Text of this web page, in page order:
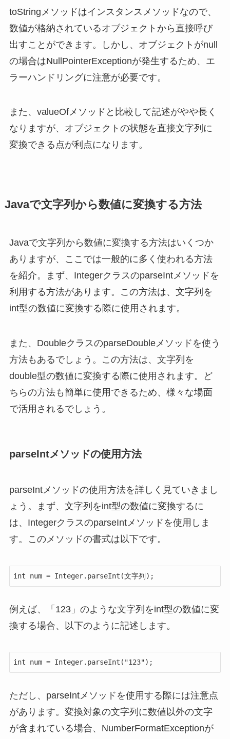
toStringメソッドはインスタンスメソッドなので、
数値が格納されているオブジェクトから直接呼び
出すことができます。しかし、オブジェクトがnull
の場合はNullPointerExceptionが発生するため、エ
ラーハンドリングに注意が必要です。
また、valueOfメソッドと比較して記述がやや長く
なりますが、オブジェクトの状態を直接文字列に
変換できる点が利点になります。
Javaで文字列から数値に変換する方法
Javaで文字列から数値に変換する方法はいくつか
ありますが、ここでは一般的に多く使われる方法
を紹介。まず、IntegerクラスのparseIntメソッドを
利用する方法があります。この方法は、文字列を
int型の数値に変換する際に使用されます。
また、DoubleクラスのparseDoubleメソッドを使う
方法もあるでしょう。この方法は、文字列を
double型の数値に変換する際に使用されます。ど
ちらの方法も簡単に使用できるため、様々な場面
で活用されるでしょう。
parseIntメソッドの使用方法
parseIntメソッドの使用方法を詳しく見ていきまし
ょう。まず、文字列をint型の数値に変換するに
は、IntegerクラスのparseIntメソッドを使用しま
す。このメソッドの書式は以下です。
int num = Integer.parseInt(文字列);
例えば、「123」のような文字列をint型の数値に変
換する場合、以下のように記述します。
int num = Integer.parseInt("123");
ただし、parseIntメソッドを使用する際には注意点
があります。変換対象の文字列に数値以外の文字
が含まれている場合、NumberFormatExceptionが